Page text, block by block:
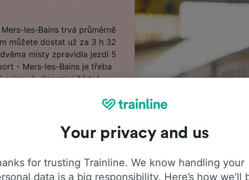
les-Bains trvá průměrně
můžete dostat už za 3 h 32
místy zpravidla jezdí 5
- Mers-les-Bains je třeba
nejsou k dispozici žádné
les-Bains si můžete
operátoři nabízejí
do cíle co nevidět.
v našem Plánovači cest,
Dieppe do Le Tréport -
rezervujete jízdenky, tím víc
Your privacy and us
for trusting Trainline. We know handling your
data is a big responsibility. Here’s how we’ll